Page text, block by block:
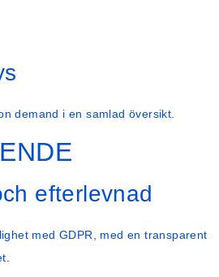
demand i en samlad översikt.
efterlevnad
med GDPR, med en transparent